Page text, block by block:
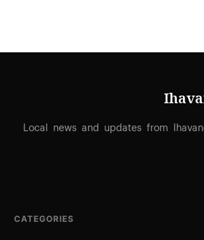
Local news and updates from
CATEGORIES